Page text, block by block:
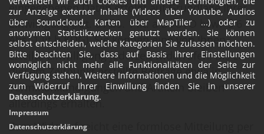
zur Anzeige externer Inhalte (Videos über Youtube, Audios
über Soundcloud, Karten über MapTiler ...) oder zu
anonymen Statistikzwecken genutzt werden. Sie können
selbst entscheiden, welche Kategorien Sie zulassen möchten.
Bitte beachten Sie, dass auf Basis Ihrer Einstellungen
womöglich nicht mehr alle Funktionalitäten der Seite zur
Verfügung stehen. Weitere Informationen und die Möglichkeit
zum Widerruf Ihrer Einwillung finden Sie in unserer
Datenschutzerklärung.
Impressum
Datenschutzerklärung
eingegebenen Daten erfolgt auf Grundlage Ihrer
Einwilligung (Art. 6 Abs. 1 lit. a DSGVO bzw. § 6
Abs. 1 lit b KDG). Sie können eine von Ihnen
erteilte Einwilligung jederzeit widerrufen. Bis zu
diesem Zeitpunkt erstellte Beiträge etwa in
Terminankündigungen und Artikeln bleiben
allerdings erhalten.
Zum Widerruf reicht eine formlose Mitteilung per